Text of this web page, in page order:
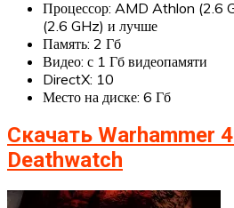
Процессор: AMD Athlon (2.6
(2.6 GHz) и лучше
Память: 2 Гб
Видео: с 1 Гб видеопамяти
DirectX: 10
Место на диске: 6 Гб
Скачать Warhammer
Deathwatch